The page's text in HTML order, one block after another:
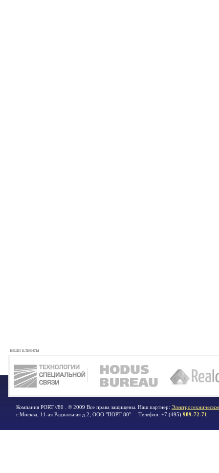
наши клиенты
Компания PORT://80 . © 2009 Все права защищены. Наш партнер:
г.Москва 11-ая Радиальная д.2; ООО "ПОРТ 80" Телефон: +7 (495) 989-72-71